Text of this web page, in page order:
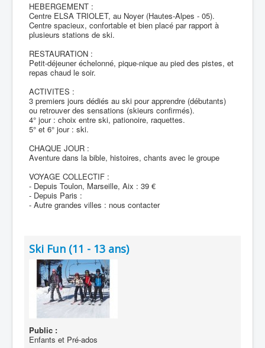
HEBERGEMENT :
Centre ELSA TRIOLET, au Noyer (Hautes-Alpes - 05).
Centre spacieux, confortable et bien placé par rapport à
plusieurs stations de ski.
RESTAURATION :
Petit-déjeuner échelonné, pique-nique au pied des pistes, et
repas chaud le soir.
ACTIVITES :
3 premiers jours dédiés au ski pour apprendre (débutants)
ou retrouver des sensations (skieurs confirmés).
4° jour : choix entre ski, pationoire, raquettes.
5° et 6° jour : ski.
CHAQUE JOUR :
Aventure dans la bible, histoires, chants avec le groupe
VOYAGE COLLECTIF :
- Depuis Toulon, Marseille, Aix : 39 €
- Depuis Paris :
- Autre grandes villes : nous contacter
Ski Fun (11 - 13 ans)
Public :
Enfants et Pré-ados